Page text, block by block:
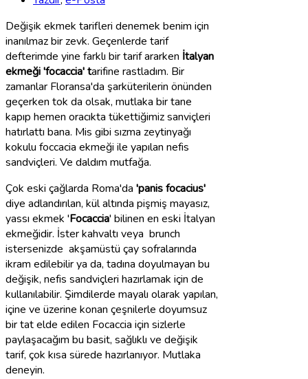
Değişik ekmek tarifleri denemek benim için
inanılmaz bir zevk. Geçenlerde tarif
defterimde yine farklı bir tarif ararken İtalyan
ekmeği 'focaccia' tarifine rastladım. Bir
zamanlar Floransa'da şarküterilerin önünden
geçerken tok da olsak, mutlaka bir tane
kapıp hemen oracıkta tükettiğimiz sanviçleri
hatırlattı bana. Mis gibi sızma zeytinyağı
kokulu foccacia ekmeği ile yapılan nefis
sandviçleri. Ve daldım mutfağa.
Çok eski çağlarda Roma'da 'panis focacius'
diye adlandırılan, kül altında pişmiş mayasız,
yassı ekmek 'Focaccia' bilinen en eski İtalyan
ekmeğidir. İster kahvaltı veya brunch
istersenizde akşamüstü çay sofralarında
ikram edilebilir ya da, tadına doyulmayan bu
değişik, nefis sandviçleri hazırlamak için de
kullanılabilir. Şimdilerde mayalı olarak yapılan,
içine ve üzerine konan çeşnilerle doyumsuz
bir tat elde edilen Focaccia için sizlerle
paylaşacağım bu basit, sağlıklı ve değişik
tarif, çok kısa sürede hazırlanıyor. Mutlaka
deneyin.